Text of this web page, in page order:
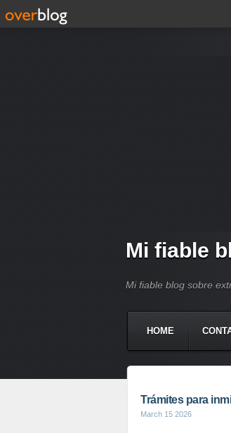
Mi fiable
Mi fiable blog sobre
HOME
Trámites para
March 15 2026